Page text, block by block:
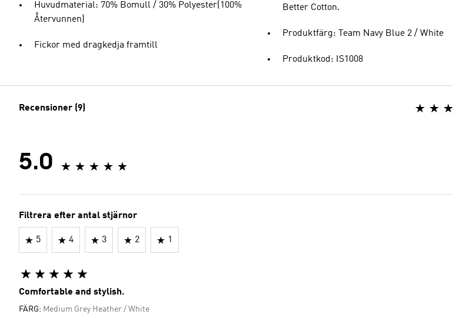
Huvudmaterial: 70% Bomull / 30% Polyester(100%
Återvunnen)
Fickor med dragkedja framtill
Better Cotton.
Produktfärg: Team Navy Blue 2 / White
Produktkod: IS1008
Recensioner (9)
5.0
Filtrera efter antal stjärnor
5 4 3 2 1
Comfortable and stylish.
FÄRG: Medium Grey Heather / White